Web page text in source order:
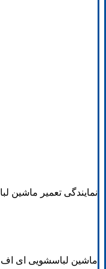
نمایندگی تعمیر ماشین